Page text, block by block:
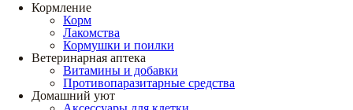
Кормление
Корм
Лакомства
Кормушки и поилки
Ветеринарная аптека
Витамины и добавки
Противопаразитарные средства
Домашний уют